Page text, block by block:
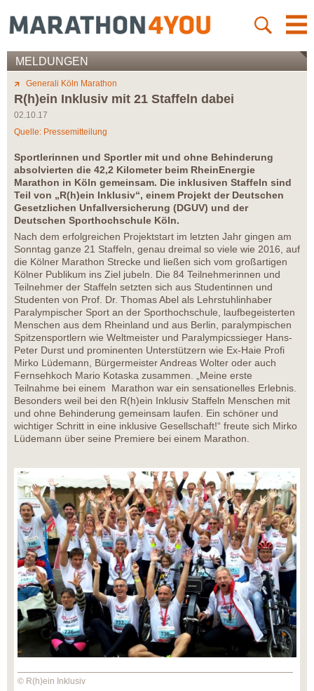
MELDUNGEN
Generali Köln Marathon
R(h)ein Inklusiv mit 21 Staffeln dabei
02.10.17
Quelle: Pressemitteilung
Sportlerinnen und Sportler mit und ohne Behinderung
absolvierten die 42,2 Kilometer beim RheinEnergie
Marathon in Köln gemeinsam. Die inklusiven Staffeln sind
Teil von „R(h)ein Inklusiv“, einem Projekt der Deutschen
Gesetzlichen Unfallversicherung (DGUV) und der
Deutschen Sporthochschule Köln.
Nach dem erfolgreichen Projektstart im letzten Jahr gingen am
Sonntag ganze 21 Staffeln, genau dreimal so viele wie 2016, auf
die Kölner Marathon Strecke und ließen sich vom großartigen
Kölner Publikum ins Ziel jubeln. Die 84 Teilnehmerinnen und
Teilnehmer der Staffeln setzten sich aus Studentinnen und
Studenten von Prof. Dr. Thomas Abel als Lehrstuhlinhaber
Paralympischer Sport an der Sporthochschule, laufbegeisterten
Menschen aus dem Rheinland und aus Berlin, paralympischen
Spitzensportlern wie Weltmeister und Paralympicssieger Hans-
Peter Durst und prominenten Unterstützern wie Ex-Haie Profi
Mirko Lüdemann, Bürgermeister Andreas Wolter oder auch
Fernsehkoch Mario Kotaska zusammen. „Meine erste
Teilnahme bei einem Marathon war ein sensationelles Erlebnis.
Besonders weil bei den R(h)ein Inklusiv Staffeln Menschen mit
und ohne Behinderung gemeinsam laufen. Ein schöner und
wichtiger Schritt in eine inklusive Gesellschaft!“ freute sich Mirko
Lüdemann über seine Premiere bei einem Marathon.
© R(h)ein Inklusiv